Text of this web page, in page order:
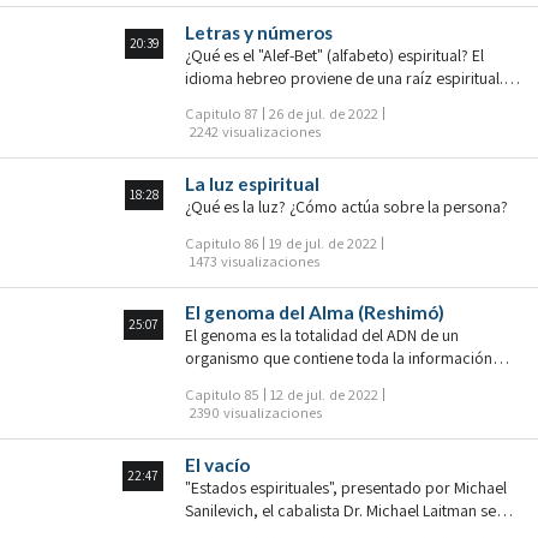
almas. El ARÍ creó el lenguaje de la Cabalá,
determinó el enfoque y el orden de su estudio.
De hecho, fue él quien estableció la Cabalá
como la ciencia de comprender el universo
20:39
Letras y números
¿Qué es el "Alef-Bet" (alfabeto) espiritual? El
idioma hebreo proviene de una raíz espiritual.
expresa combinaciones de fuerzas espirituales.
registrar esta información. Las letras son
expresiones de fuerzas espirituales,
interconexiones de las propiedades de recibir y
otorgar.
Capitulo 87 26 de jul. de 2022
2242 visualizaciones
18:28
La luz espiritual
¿Qué es la luz? ¿Cómo actúa sobre la persona?
Capitulo 86 19 de jul. de 2022
1473 visualizaciones
25:07
El genoma del Alma (Reshimó)
El genoma es la totalidad del ADN de un
organismo que contiene toda la información
de "registro de información" - Reshimó. ¿Todas
Capitulo 85 12 de jul. de 2022
2390 visualizaciones
22:47
El vacío
"Estados espirituales", presentado por Michael
Sanilevich, el cabalista Dr. Michael Laitman se